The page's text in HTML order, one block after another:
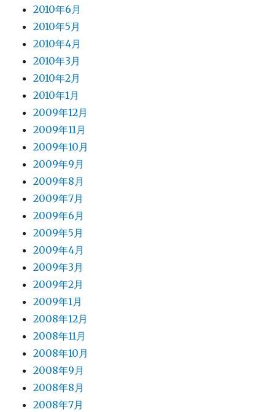
2010年6月
2010年5月
2010年4月
2010年3月
2010年2月
2010年1月
2009年12月
2009年11月
2009年10月
2009年9月
2009年8月
2009年7月
2009年6月
2009年5月
2009年4月
2009年3月
2009年2月
2009年1月
2008年12月
2008年11月
2008年10月
2008年9月
2008年8月
2008年7月